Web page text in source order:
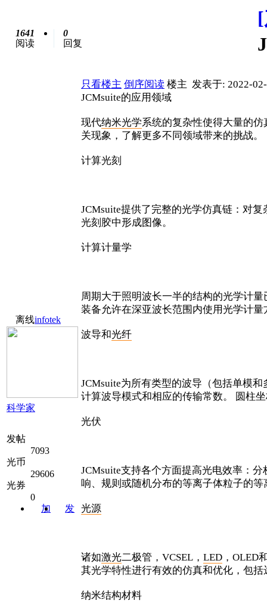
1641
阅读
0
回复
离线infotek
科学家
发帖
7093
光币
29606
光券
0
加
发
只看楼主 倒序阅读 楼主 发表于: 2022-
JCMsuite的应用领域
现代纳米光学系统的复杂性使得大量的
关现象，了解更多不同领域带来的挑战。
计算光刻
JCMsuite提供了完整的光学仿真链：对复
光刻胶中形成图像。
计算计量学
周期大于照明波长一半的结构的光学计
装备允许在深亚波长范围内使用光学计量
波导和光纤
JCMsuite为所有类型的波导（包括单模
计算波导模式和相应的传输常数。 圆柱
光伏
JCMsuite支持各个方面提高光电效率：
响、规则或随机分布的等离子体粒子的
光源
诸如激光二极管，VCSEL， LED ，OLED
其光学特性进行有效的仿真和优化，包
纳米结构材料